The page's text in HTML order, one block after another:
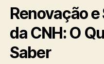
Renovação
da CNH: O
Saber